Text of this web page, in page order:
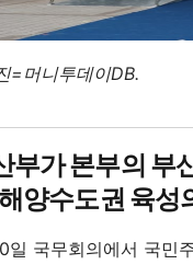
=머니투데이DB.
부가 본부의 부
양수도권 육성
일 국무회의에서 국민